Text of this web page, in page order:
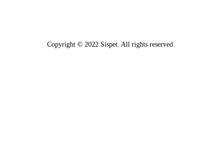
Copyright © 2022 Sispet. All rights reserved.